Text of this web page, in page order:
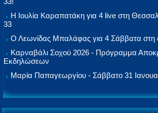
Η Ιουλία Καραπατάκη για 4 live στη
33
Ο Λεωνίδας Μπαλάφας για 4 Σάββατα στη
Καρναβάλι Σοχού 2026 - Πρόγραμμα
Εκδηλώσεων
Μαρία Παπαγεωργίου - Σάββατο 31